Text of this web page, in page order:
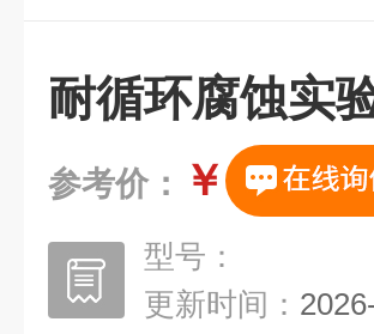
耐循环腐蚀实
参考价： ￥
型号：
更新时间：